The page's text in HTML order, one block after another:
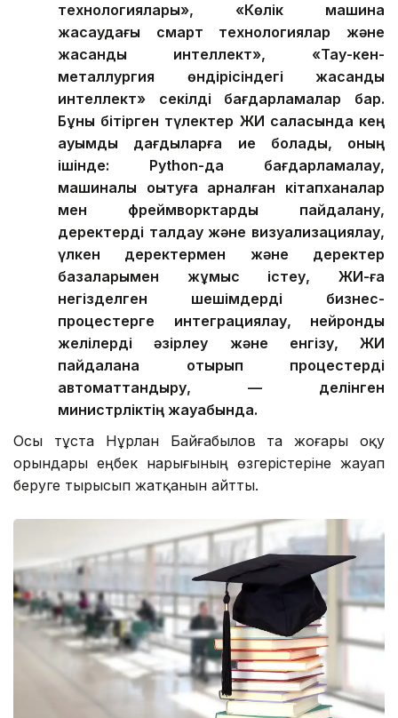
технологиялары», «Көлік машина
жасаудағы смарт технологиялар және
жасанды интеллект», «Тау-кен-
металлургия өндірісіндегі жасанды
интеллект» секілді бағдарламалар бар.
Бұны бітірген түлектер ЖИ саласында кең
ауқымды дағдыларға ие болады, оның
ішінде: Python-да бағдарламалау,
машиналық оқытуға арналған кітапханалар
мен фреймворктарды пайдалану,
деректерді талдау және визуализациялау,
үлкен деректермен және деректер
базаларымен жұмыс істеу, ЖИ-ға
негізделген шешімдерді бизнес-
процестерге интеграциялау, нейрондық
желілерді әзірлеу және енгізу, ЖИ
пайдалана отырып процестерді
автоматтандыру, — делінген
министрліктің жауабында.
Осы тұста Нұрлан Байғабылов та жоғары оқу
орындары еңбек нарығының өзгерістеріне жауап
беруге тырысып жатқанын айтты.